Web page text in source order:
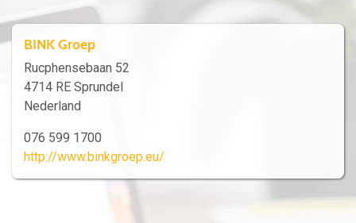
BINK Groep
Rucphensebaan 52
4714 RE Sprundel
Nederland
076 599 1700
http://www.binkgroep.eu/